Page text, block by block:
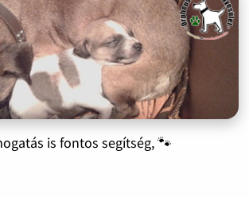
is fontos segítség, 🐾